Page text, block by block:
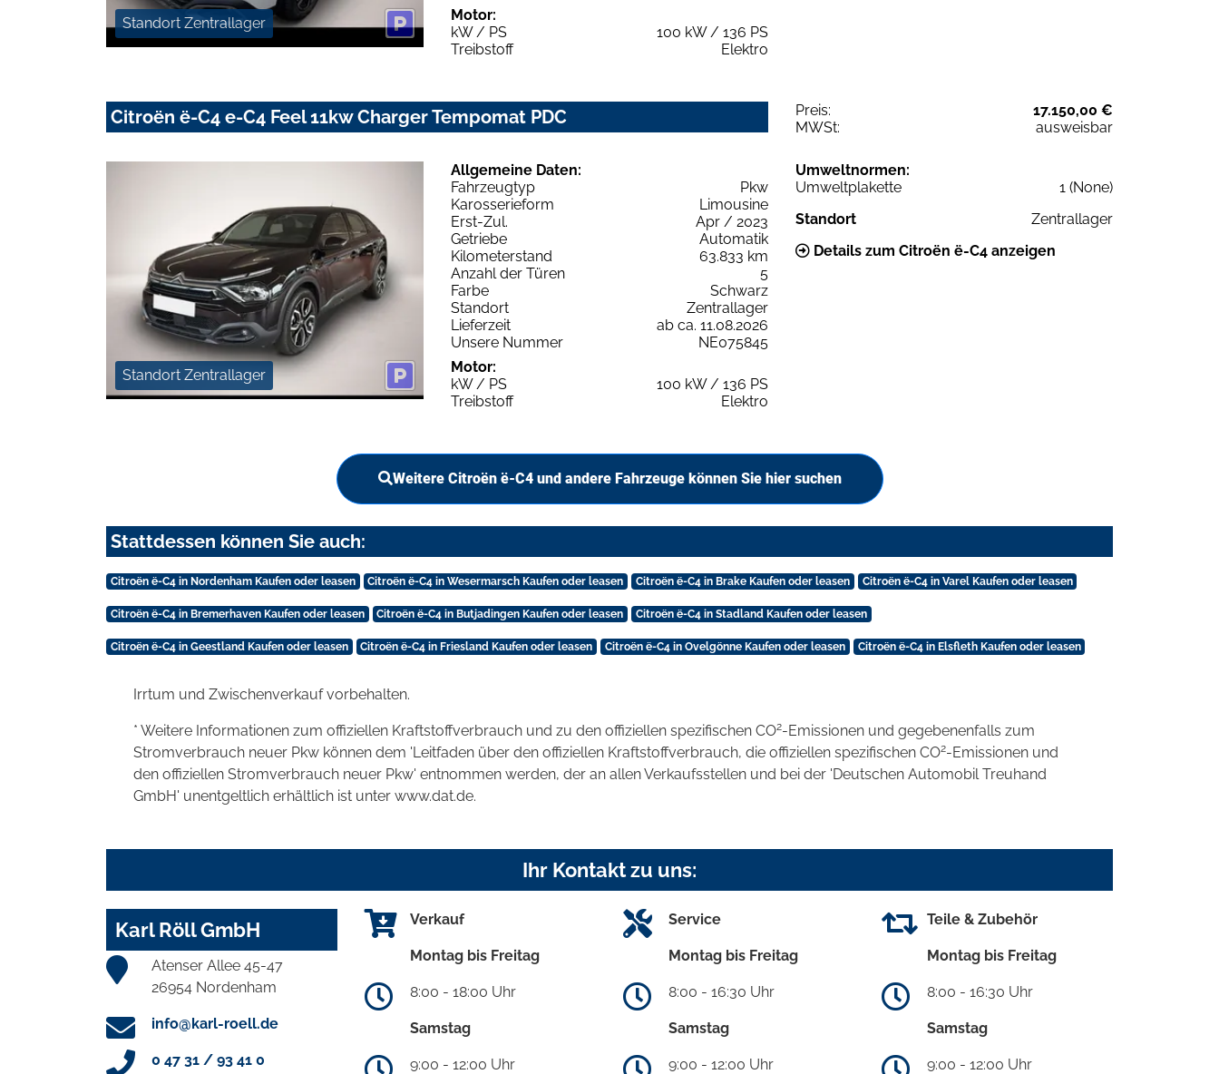
Standort Zentrallager
Motor:
kW / PS
100 kW / 136 PS
Treibstoff
Elektro
Citroën ë-C4 e-C4 Feel 11kw Charger Tempomat PDC Preis:
17.150,00 €
MWSt:
ausweisbar
Standort Zentrallager
Allgemeine Daten:
Fahrzeugtyp
Pkw
Karosserieform
Limousine
Erst-Zul.
Apr / 2023
Getriebe
Automatik
Kilometerstand
63.833 km
Anzahl der Türen
5
Farbe
Schwarz
Standort
Zentrallager
Lieferzeit
ab ca. 11.08.2026
Unsere Nummer
NE075845
Motor:
kW / PS
100 kW / 136 PS
Treibstoff
Elektro
Umweltnormen:
Umweltplakette
1 (None)
Standort
Zentrallager
Details zum Citroën ë-C4 anzeigen
Weitere Citroën ë-C4 und andere Fahrzeuge können Sie hier suchen
Stattdessen können Sie auch:
Citroën ë-C4 in Nordenham Kaufen oder leasen Citroën ë-C4 in Wesermarsch Kaufen oder leasen Citroën ë-C4 in Brake Kaufen oder leasen Citroën ë-C4 in Varel Kaufen oder leasen
Citroën ë-C4 in Bremerhaven Kaufen oder leasen Citroën ë-C4 in Butjadingen Kaufen oder leasen Citroën ë-C4 in Stadland Kaufen oder leasen
Citroën ë-C4 in Geestland Kaufen oder leasen Citroën ë-C4 in Friesland Kaufen oder leasen Citroën ë-C4 in Ovelgönne Kaufen oder leasen Citroën ë-C4 in Elsfleth Kaufen oder leasen
Irrtum und Zwischenverkauf vorbehalten.
* Weitere Informationen zum offiziellen Kraftstoffverbrauch und zu den offiziellen spezifischen CO2-Emissionen und gegebenenfalls zum
Stromverbrauch neuer Pkw können dem 'Leitfaden über den offiziellen Kraftstoffverbrauch, die offiziellen spezifischen CO2-Emissionen und
den offiziellen Stromverbrauch neuer Pkw' entnommen werden, der an allen Verkaufsstellen und bei der 'Deutschen Automobil Treuhand
GmbH' unentgeltlich erhältlich ist unter www.dat.de.
Ihr Kontakt zu uns:
Karl Röll GmbH
Atenser Allee 45-47
26954 Nordenham
info@karl-roell.de
0 47 31 / 93 41 0
Verkauf
Montag bis Freitag
8:00 - 18:00 Uhr
Samstag
9:00 - 12:00 Uhr
Service
Montag bis Freitag
8:00 - 16:30 Uhr
Samstag
9:00 - 12:00 Uhr
Teile & Zubehör
Montag bis Freitag
8:00 - 16:30 Uhr
Samstag
9:00 - 12:00 Uhr